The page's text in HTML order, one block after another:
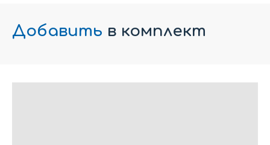
Добавить в комплект